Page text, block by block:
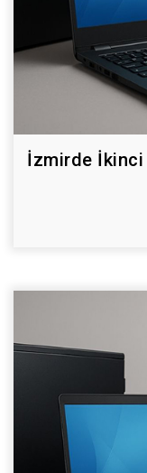
İzmirde İkinci